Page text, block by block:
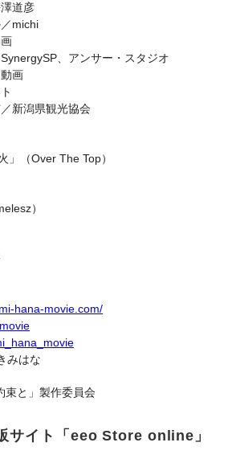
道彦
michi
、アンサー・スタジオ
画
新潟県観光協会
」（Over The Top）
）
hana-movie.com/
みはな
束と」製作委員会
サイト「eeo Store online」